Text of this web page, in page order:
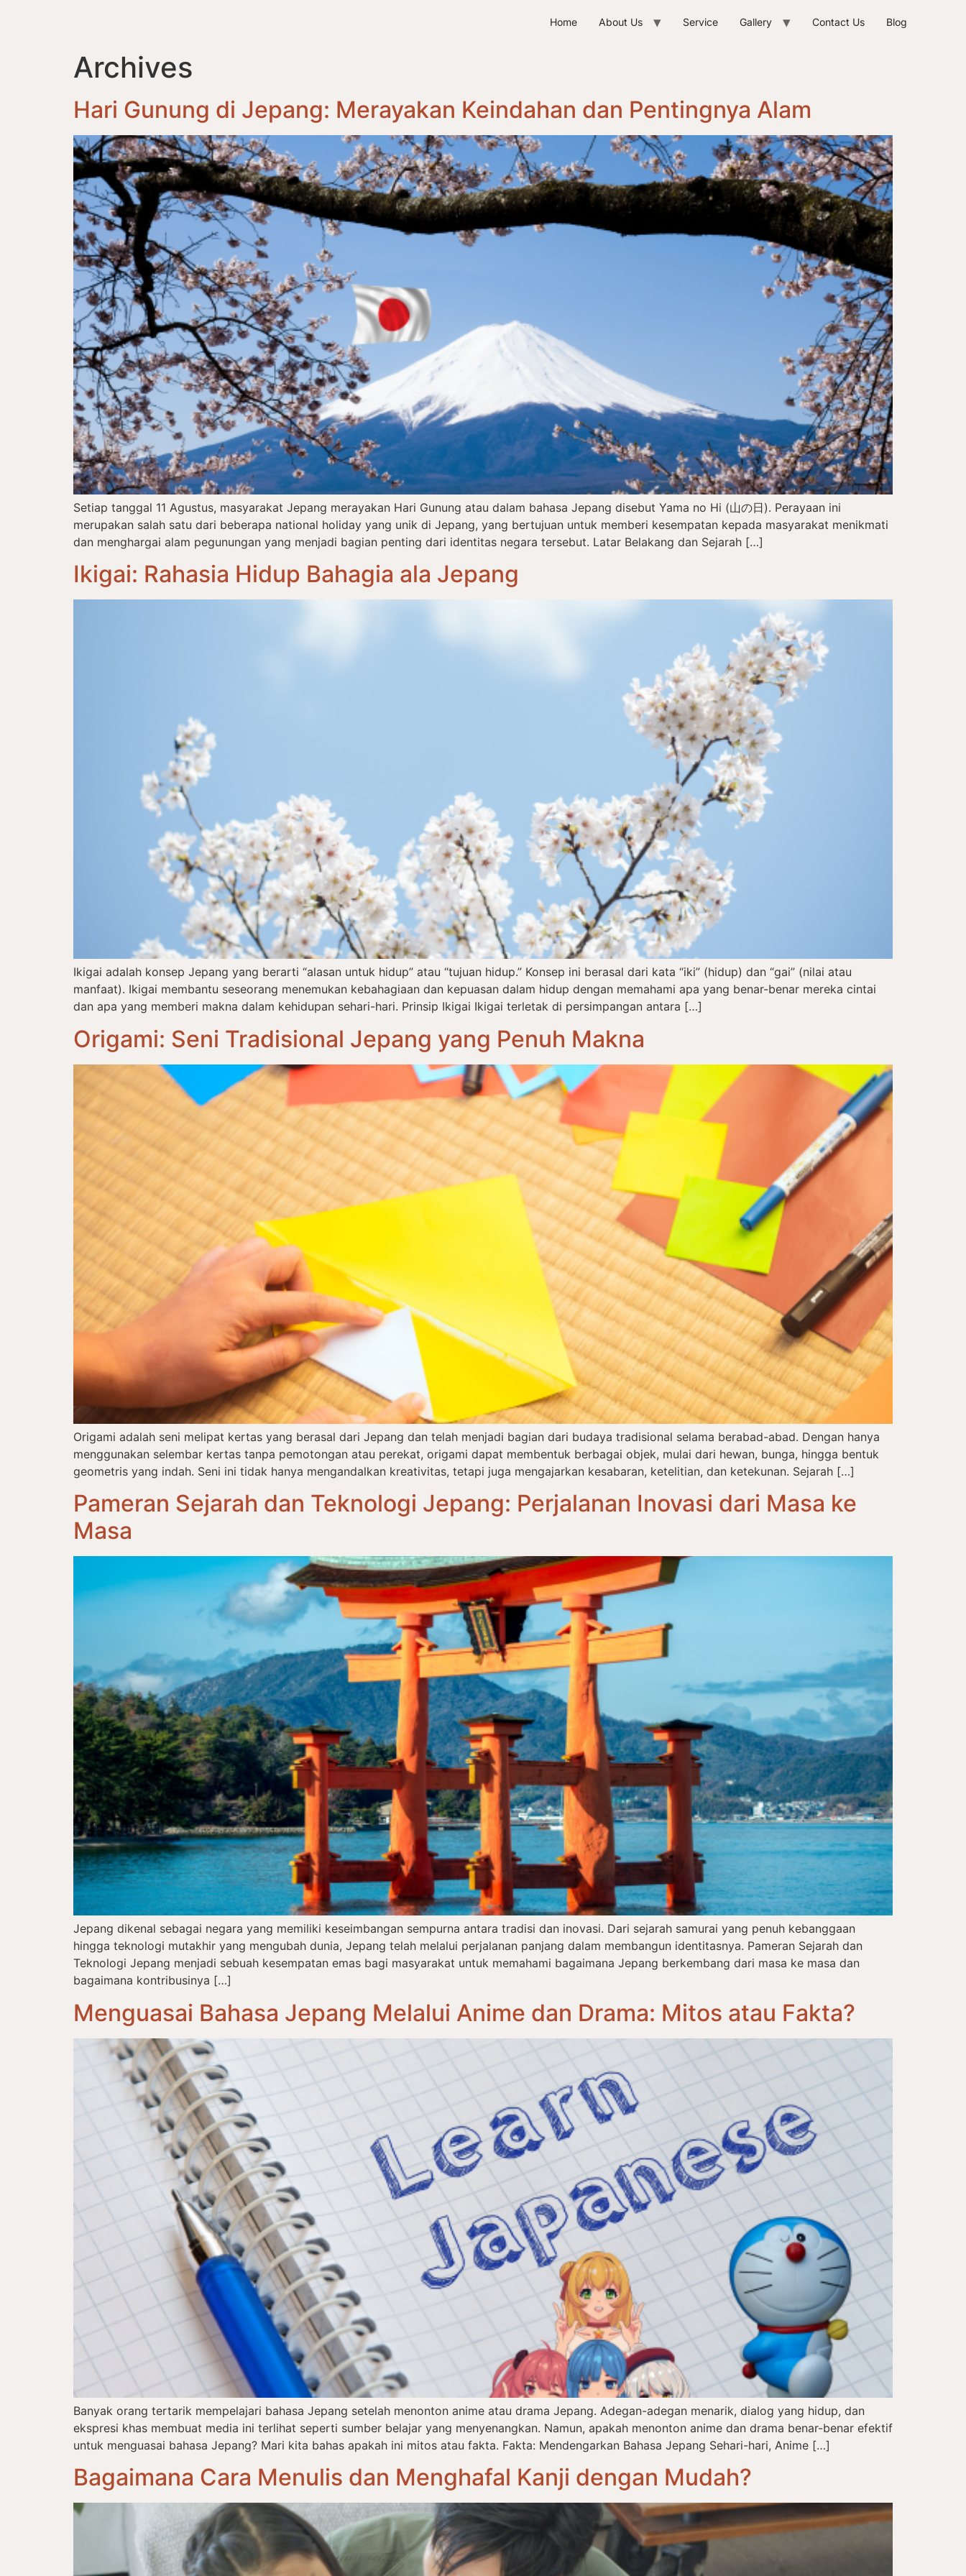
Home About Us Service Gallery Contact Us Blog
Archives
Hari Gunung di Jepang: Merayakan Keindahan dan Pentingnya Alam
Setiap tanggal 11 Agustus, masyarakat Jepang merayakan Hari Gunung atau dalam bahasa Jepang disebut Yama no Hi (山の日). Perayaan ini
merupakan salah satu dari beberapa national holiday yang unik di Jepang, yang bertujuan untuk memberi kesempatan kepada masyarakat menikmati
dan menghargai alam pegunungan yang menjadi bagian penting dari identitas negara tersebut. Latar Belakang dan Sejarah […]
Ikigai: Rahasia Hidup Bahagia ala Jepang
Ikigai adalah konsep Jepang yang berarti “alasan untuk hidup” atau “tujuan hidup.” Konsep ini berasal dari kata “iki” (hidup) dan “gai” (nilai atau
manfaat). Ikigai membantu seseorang menemukan kebahagiaan dan kepuasan dalam hidup dengan memahami apa yang benar-benar mereka cintai
dan apa yang memberi makna dalam kehidupan sehari-hari. Prinsip Ikigai Ikigai terletak di persimpangan antara […]
Origami: Seni Tradisional Jepang yang Penuh Makna
Origami adalah seni melipat kertas yang berasal dari Jepang dan telah menjadi bagian dari budaya tradisional selama berabad-abad. Dengan hanya
menggunakan selembar kertas tanpa pemotongan atau perekat, origami dapat membentuk berbagai objek, mulai dari hewan, bunga, hingga bentuk
geometris yang indah. Seni ini tidak hanya mengandalkan kreativitas, tetapi juga mengajarkan kesabaran, ketelitian, dan ketekunan. Sejarah […]
Pameran Sejarah dan Teknologi Jepang: Perjalanan Inovasi dari Masa ke
Masa
Jepang dikenal sebagai negara yang memiliki keseimbangan sempurna antara tradisi dan inovasi. Dari sejarah samurai yang penuh kebanggaan
hingga teknologi mutakhir yang mengubah dunia, Jepang telah melalui perjalanan panjang dalam membangun identitasnya. Pameran Sejarah dan
Teknologi Jepang menjadi sebuah kesempatan emas bagi masyarakat untuk memahami bagaimana Jepang berkembang dari masa ke masa dan
bagaimana kontribusinya […]
Menguasai Bahasa Jepang Melalui Anime dan Drama: Mitos atau Fakta?
Banyak orang tertarik mempelajari bahasa Jepang setelah menonton anime atau drama Jepang. Adegan-adegan menarik, dialog yang hidup, dan
ekspresi khas membuat media ini terlihat seperti sumber belajar yang menyenangkan. Namun, apakah menonton anime dan drama benar-benar efektif
untuk menguasai bahasa Jepang? Mari kita bahas apakah ini mitos atau fakta. Fakta: Mendengarkan Bahasa Jepang Sehari-hari, Anime […]
Bagaimana Cara Menulis dan Menghafal Kanji dengan Mudah?